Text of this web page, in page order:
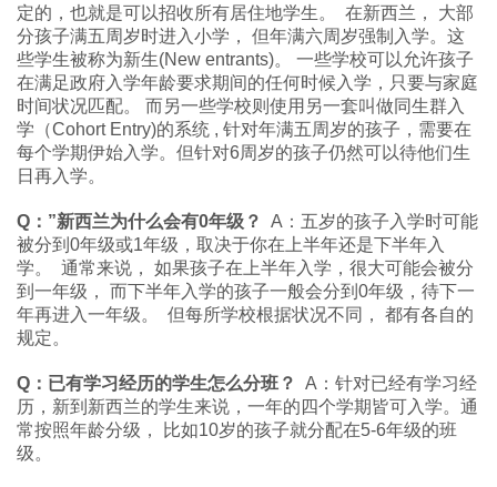
定的，也就是可以招收所有居住地学生。 在新西兰， 大部
分孩子满五周岁时进入小学， 但年满六周岁强制入学。这
些学生被称为新生(New entrants)。 一些学校可以允许孩子
在满足政府入学年龄要求期间的任何时候入学，只要与家庭
时间状况匹配。 而另一些学校则使用另一套叫做同生群入
学（Cohort Entry)的系统 , 针对年满五周岁的孩子，需要在
每个学期伊始入学。但针对6周岁的孩子仍然可以待他们生
日再入学。
Q：”新西兰为什么会有0年级？
A：五岁的孩子入学时可能
被分到0年级或1年级，取决于你在上半年还是下半年入
学。 通常来说， 如果孩子在上半年入学，很大可能会被分
到一年级， 而下半年入学的孩子一般会分到0年级，待下一
年再进入一年级。 但每所学校根据状况不同， 都有各自的
规定。
Q：已有学习经历的学生怎么分班？
A：针对已经有学习经
历，新到新西兰的学生来说，一年的四个学期皆可入学。通
常按照年龄分级， 比如10岁的孩子就分配在5-6年级的班
级。